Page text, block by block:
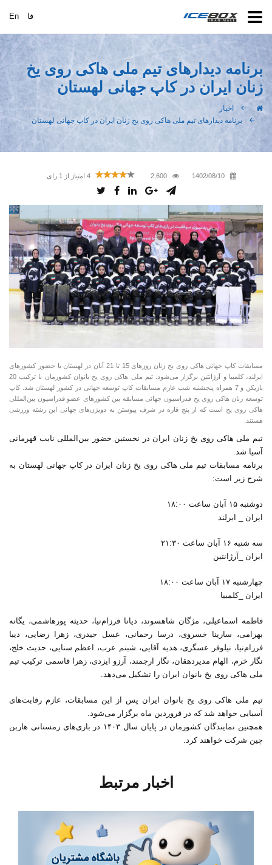
فا En
برنامه دیدارهای تیم ملی هاکی روی یخ
زنان ایران در کاپ جهانی لهستان
اخبار
برنامه دیدارهای تیم ملی هاکی روی یخ زنان ایران در کاپ جهانی لهستان
1402/08/10
2,600
4 امتیاز از 1 رای
مسابقات کاپ جهانی هاکی روی یخ زنان روزهای 15 تا 21 آبان در لهستان با حضور کشورهای
ایرلند، کلمبیا و آرژانتین برگزار می‌شود. تیم ملی هاکی روی یخ بانوان کشورمان با ترکیب 20
بازیکن و 7 همراه پنجشنبه شب عازم مسابقات کاپ توسعه جهانی در کشور لهستان شد. کاپ
توسعه زنان هاکی روی یخ فدراسیون جهانی مسابقه بین کشورهای عضو فدراسیون بین‌المللی
هاکی روی یخ است که از پنج قاره در شرف پیوستن به دویژن‌های جهانی این رشته ورزشی
هستند.
تیم ملی هاکی روی یخ زنان ایران در نخستین حضور بین‌المللی نایب قهرمانی
آسیا شد.
برنامه مسابقات تیم ملی هاکی روی یخ زنان ایران در کاپ جهانی لهستان به
شرح زیر است:
دوشنبه ۱۵ آبان ساعت ۱۸:۰۰
ایران _ ایرلند
سه شنبه ۱۶ آبان ساعت ۲۱:۳۰
ایران _آرژانتین
چهارشنبه ۱۷ آبان ساعت ۱۸:۰۰
ایران _کلمبیا
فاطمه اسماعیلی، مژگان شاهسوند، دیانا فرزام‌نیا، حدیثه پورهاشمی، یگانه
بهرامی، سارینا خسروی، درسا رحمانی، عسل حیدری، زهرا رضایی، دیبا
فرزام‌نیا، نیلوفر عسگری، هدیه آقایی، شبنم عرب، اعظم سنایی، حدیث خلج،
نگار خرم، الهام مدیردهقان، نگار ارجمند، آرزو ایزدی، زهرا قاسمی ترکیب تیم
ملی هاکی روی یخ بانوان ایران را تشکیل می‌دهد.
تیم ملی هاکی روی یخ بانوان ایران پس از این مسابقات، عازم رقابت‌های
آسیایی خواهد شد که در فروردین ماه برگزار می‌شود.
همچنین نمایندگان کشورمان در پایان سال ۱۴۰۳ در بازی‌های زمستانی هاربن
چین شرکت خواهند کرد.
اخبار مرتبط